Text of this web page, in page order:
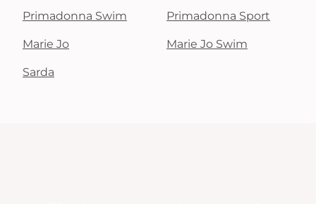
Primadonna Swim Primadonna Sport
Marie Jo Marie Jo Swim
Sarda